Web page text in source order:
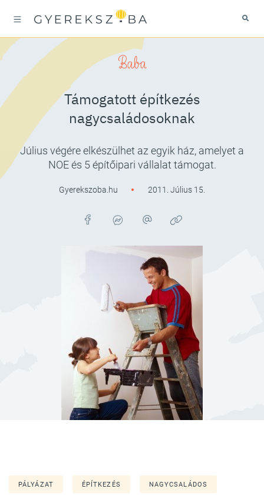
Baba
Támogatott építkezés
nagycsaládosoknak
Július végére elkészülhet az egyik ház, amelyet a
NOE és 5 építőipari vállalat támogat.
Gyerekszoba.hu 2011. Július 15.
PÁLYÁZAT ÉPÍTKEZÉS NAGYCSALÁDOS